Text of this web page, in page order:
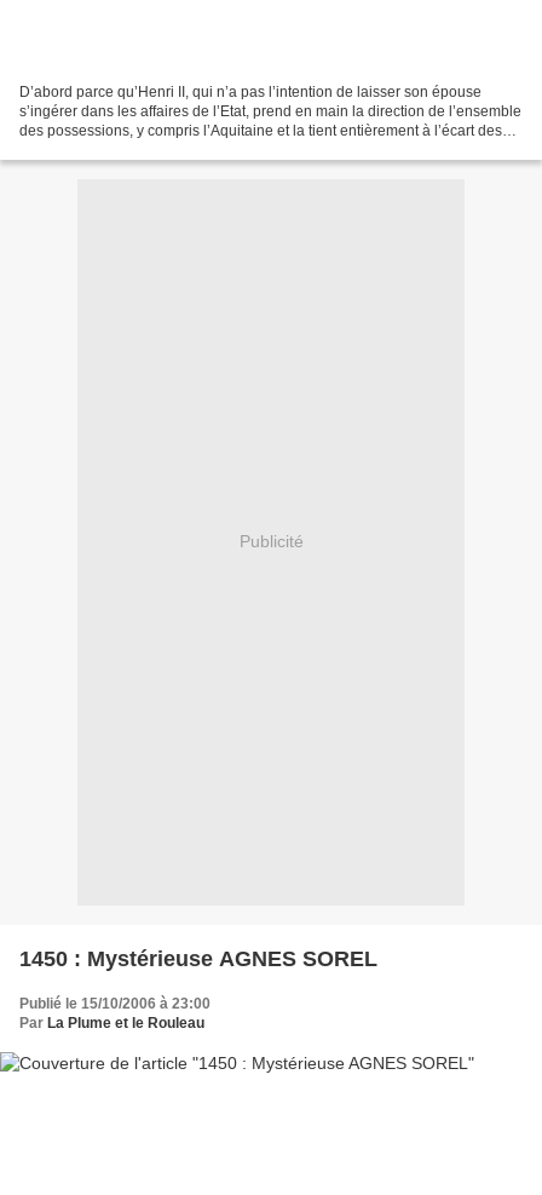
D’abord parce qu’Henri II, qui n’a pas l’intention de laisser son épouse
s’ingérer dans les affaires de l’Etat, prend en main la direction de l’ensemble
des possessions, y compris l’Aquitaine et la tient entièrement à l’écart des
Publicité
1450 : Mystérieuse AGNES SOREL
Publié le 15/10/2006 à 23:00
Par La Plume et le Rouleau